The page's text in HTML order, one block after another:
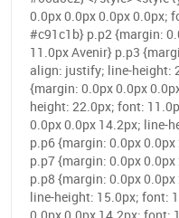
0.0px 0.0px 0.0px 0.0px;
#c91c1b} p.p2 {margin:
11.0px Avenir} p.p3
align: justify; line-height:
{margin: 0.0px 0.0px
height: 22.0px; font:
0.0px 0.0px 14.2px; line-
p.p6 {margin: 0.0px
p.p7 {margin: 0.0px
p.p8 {margin: 0.0px
line-height: 15.0px; font: